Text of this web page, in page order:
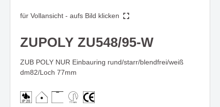
für Vollansicht - aufs Bild klicken
ZUPOLY ZU548/95-W
ZUB POLY NUR Einbauring rund/starr/blendfrei/weiß
dm82/Loch 77mm